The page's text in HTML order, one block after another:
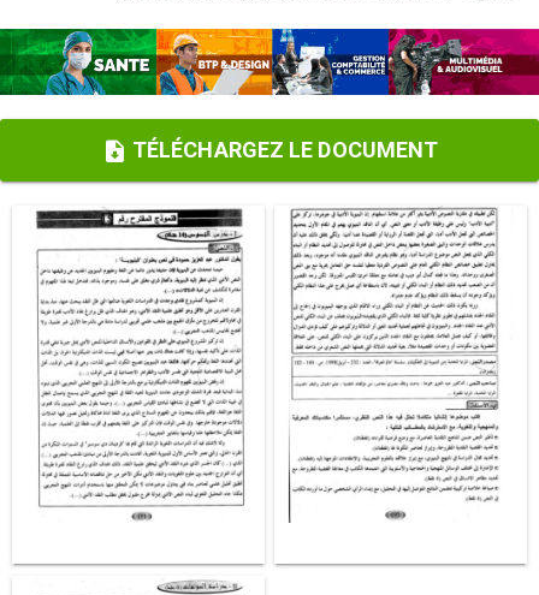
TÉLÉCHARGEZ LE DOCUMENT